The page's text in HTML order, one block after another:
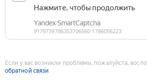
Если у вас возникли проблемы, пожалуйста,
обратной связи